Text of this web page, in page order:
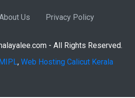
Us Privacy Policy
- All Rights Reserved.
, Web Hosting Calicut Kerala